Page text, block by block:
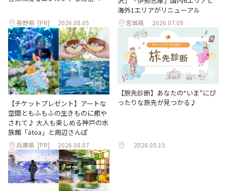
長野県 [PR] 2026.08.05
海外1エリアがリニューアル
宮城県 2026.07.09
【チケットプレゼント】アートな
空間ともふもふの生きものに癒や
されて♪ 大人も楽しめる神戸の水
族館「átoa」と周辺さんぽ
兵庫県 [PR] 2026.08.07
【旅先診断】あなたの“いま”にぴ
ったりな旅先が見つかる♪
2026.05.15